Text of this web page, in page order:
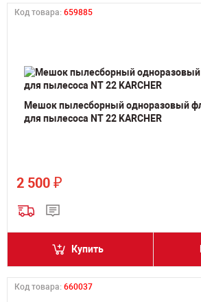
Код товара: 659885
Мешок пылесборный одноразовый
для пылесоса NT 22 KARCHER
2 500 ₽
Купить
Код товара: 660037